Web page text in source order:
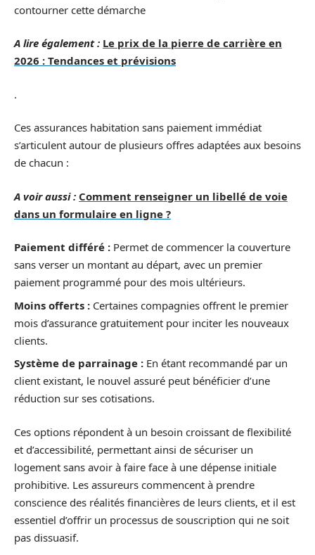
contourner cette démarche
A lire également : Le prix de la pierre de carrière en
2026 : Tendances et prévisions
.
Ces assurances habitation sans paiement immédiat
s’articulent autour de plusieurs offres adaptées aux besoins
de chacun :
A voir aussi : Comment renseigner un libellé de voie
dans un formulaire en ligne ?
Paiement différé : Permet de commencer la couverture
sans verser un montant au départ, avec un premier
paiement programmé pour des mois ultérieurs.
Moins offerts : Certaines compagnies offrent le premier
mois d’assurance gratuitement pour inciter les nouveaux
clients.
Système de parrainage : En étant recommandé par un
client existant, le nouvel assuré peut bénéficier d’une
réduction sur ses cotisations.
Ces options répondent à un besoin croissant de flexibilité
et d’accessibilité, permettant ainsi de sécuriser un
logement sans avoir à faire face à une dépense initiale
prohibitive. Les assureurs commencent à prendre
conscience des réalités financières de leurs clients, et il est
essentiel d’offrir un processus de souscription qui ne soit
pas dissuasif.